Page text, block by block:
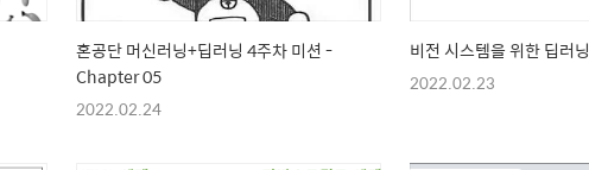
혼공단 머신러닝+딥러닝 4주차 미션 -
Chapter 05
2022.02.24
비전 시스템을 위한 딥러닝
2022.02.23